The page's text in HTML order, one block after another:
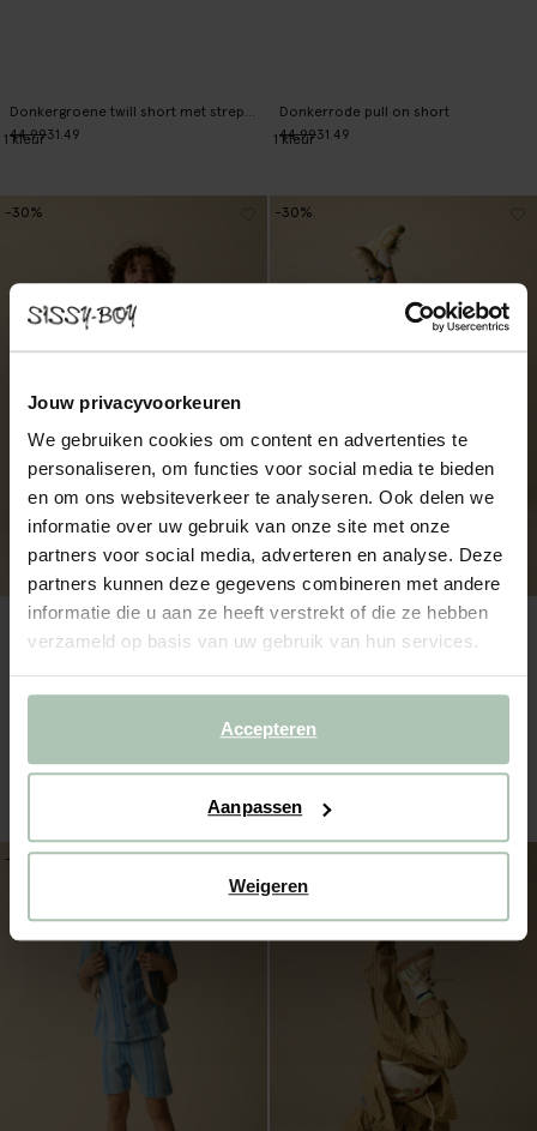
Jouw privacyvoorkeuren
We gebruiken cookies om content en advertenties te
personaliseren, om functies voor social media te bieden
en om ons websiteverkeer te analyseren. Ook delen we
informatie over uw gebruik van onze site met onze
partners voor social media, adverteren en analyse. Deze
partners kunnen deze gegevens combineren met andere
informatie die u aan ze heeft verstrekt of die ze hebben
verzameld op basis van uw gebruik van hun services.
Accepteren
Aanpassen
Weigeren
Donkergroene twill short met strepen
44.9931.49
1kleur
Donkerrode pull on short
44.9931.49
1kleur
47.9933.59
-30%
39.9927.99
-30%
-20% -50%